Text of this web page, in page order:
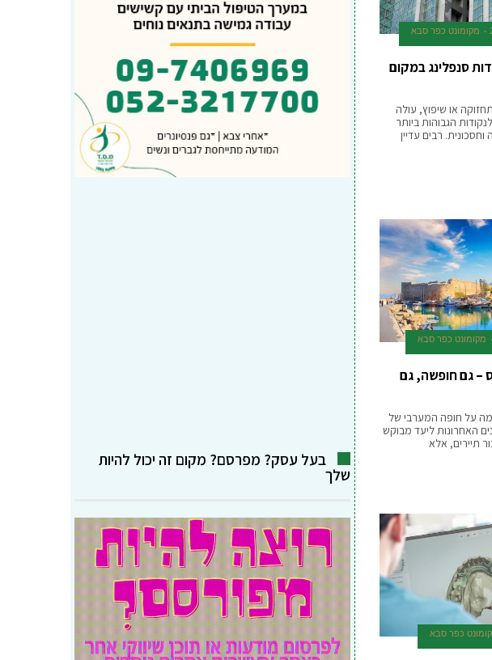
‫מקומונט כפר סבא
סנפלינג במקום
או שיפוץ, עולה
הגבוהות ביותר
רבים עדיין
‫מקומונט כפר סבא
– גם חופשה, גם
על חופה המערבי של
האחרונות ליעד מבוקש
תיירים, אלא
כפר סבא
בעל עסק? מפרסם? מקום זה יכול להיות
שלך